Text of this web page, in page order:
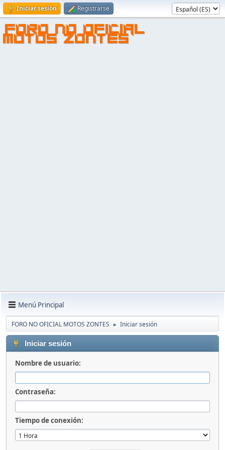
Iniciar sesión Registrarse
FORO NO OFICIAL
MOTOS ZONTES
Menú Principal
FORO NO OFICIAL MOTOS ZONTES ► Iniciar sesión
Iniciar sesión
Nombre de usuario:
Contraseña:
Tiempo de conexión: